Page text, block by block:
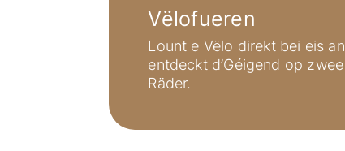
Vëlofueren
Lount e Vëlo direkt bei eis an
entdeckt d’Géigend op zwee
Räder.